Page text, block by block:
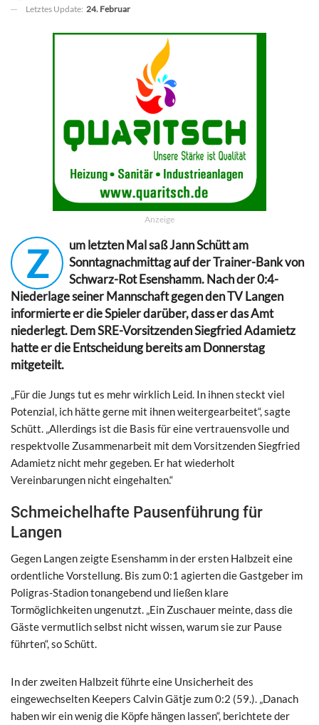
Letztes Update: 24. Februar
Anzeige
Z
um letzten Mal saß Jann Schütt am
Sonntagnachmittag auf der Trainer-Bank von
Schwarz-Rot Esenshamm. Nach der 0:4-
Niederlage seiner Mannschaft gegen den TV Langen
informierte er die Spieler darüber, dass er das Amt
niederlegt. Dem SRE-Vorsitzenden Siegfried Adamietz
hatte er die Entscheidung bereits am Donnerstag
mitgeteilt.
„Für die Jungs tut es mehr wirklich Leid. In ihnen steckt viel
Potenzial, ich hätte gerne mit ihnen weitergearbeitet“, sagte
Schütt. „Allerdings ist die Basis für eine vertrauensvolle und
respektvolle Zusammenarbeit mit dem Vorsitzenden Siegfried
Adamietz nicht mehr gegeben. Er hat wiederholt
Vereinbarungen nicht eingehalten.“
Schmeichelhafte Pausenführung für
Langen
Gegen Langen zeigte Esenshamm in der ersten Halbzeit eine
ordentliche Vorstellung. Bis zum 0:1 agierten die Gastgeber im
Poligras-Stadion tonangebend und ließen klare
Tormöglichkeiten ungenutzt. „Ein Zuschauer meinte, dass die
Gäste vermutlich selbst nicht wissen, warum sie zur Pause
führten“, so Schütt.
In der zweiten Halbzeit führte eine Unsicherheit des
eingewechselten Keepers Calvin Gätje zum 0:2 (59.). „Danach
haben wir ein wenig die Köpfe hängen lassen“, berichtete der